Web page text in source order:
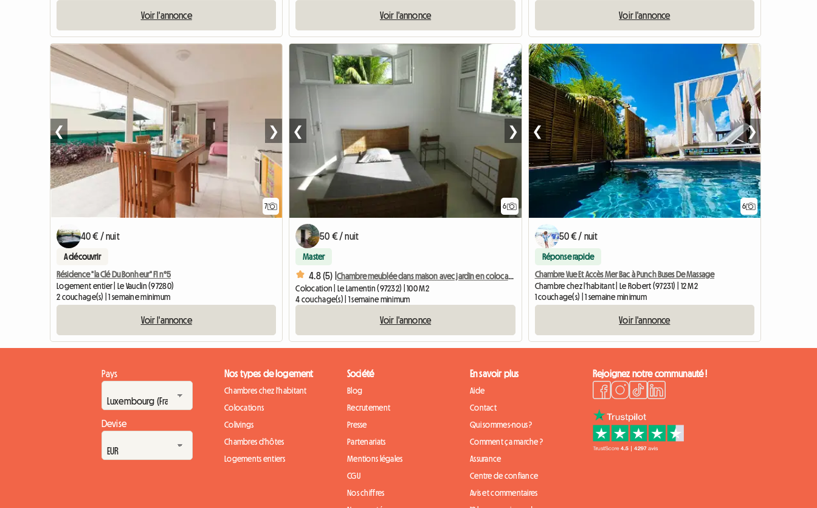
Voir l'annonce Voir l'annonce Voir l'annonce
7
❮ ❯
40 € / nuit
A découvrir
Résidence "la Clé Du Bonheur" F1 n°5
Logement entier | Le Vauclin (97280)
2 couchage(s) | 1 semaine minimum
Voir l'annonce
6
❮ ❯
50 € / nuit
Master
4.8 (5) |
Chambre meublée dans maison avec jardin en colocation
Colocation | Le Lamentin (97232) | 100 M2
4 couchage(s) | 1 semaine minimum
Voir l'annonce
6
❮ ❯
50 € / nuit
Réponse rapide
Chambre Vue Et Accès Mer Bac à Punch Buses De Massage
Chambre chez l'habitant | Le Robert (97231) | 12 M2
1 couchage(s) | 1 semaine minimum
Voir l'annonce
Pays
Devise
Nos types de logement
Chambres chez l'habitant
Colocations
Colivings
Chambres d'hôtes
Logements entiers
Société
Blog
Recrutement
Presse
Partenariats
Mentions légales
CGU
Nos chiffres
En savoir plus
Aide
Contact
Qui sommes-nous ?
Comment ça marche ?
Assurance
Centre de confiance
Avis et commentaires
Rejoignez notre communauté !